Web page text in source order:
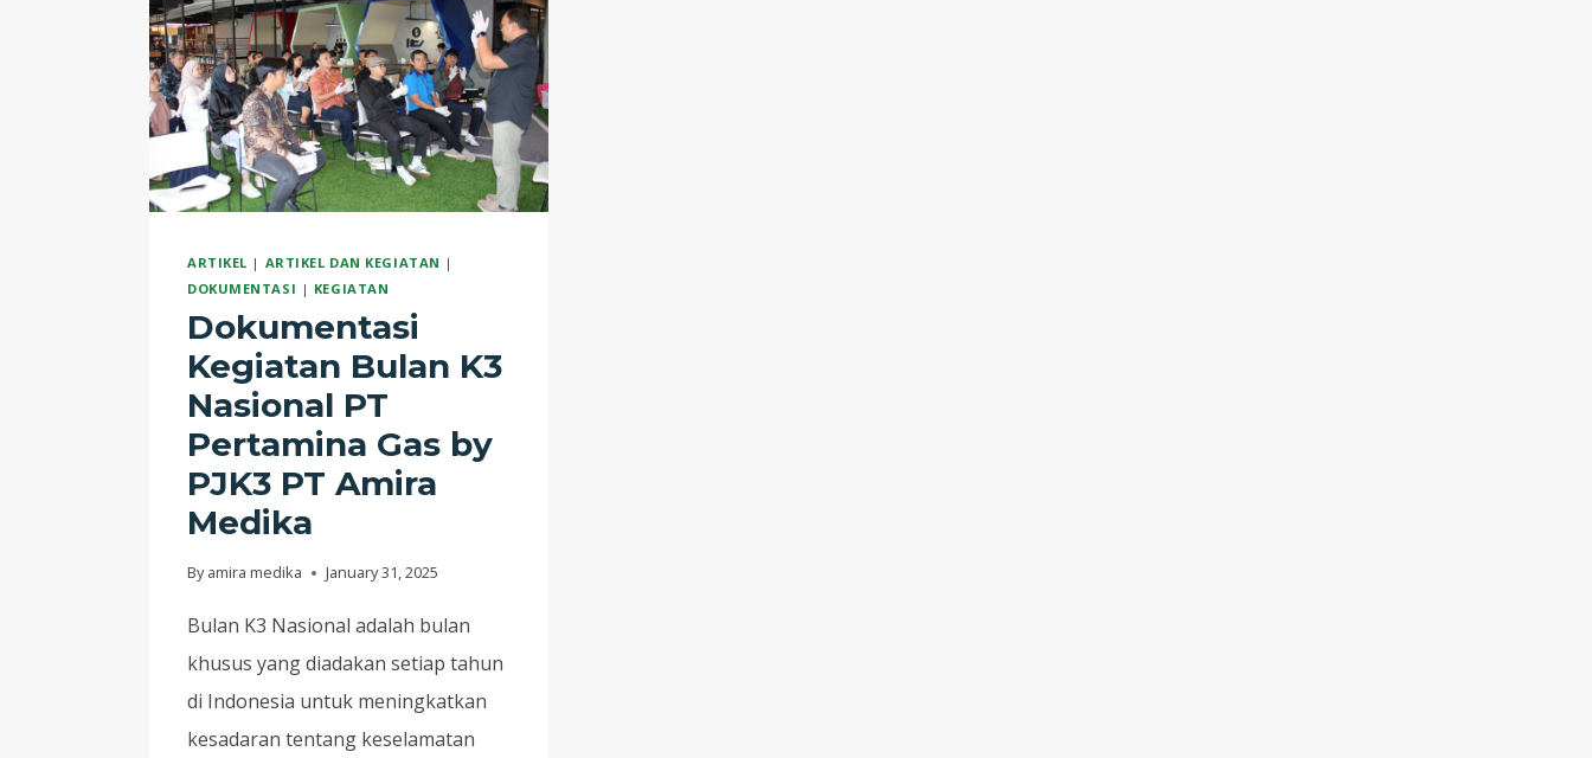
ARTIKEL | ARTIKEL DAN KEGIATAN |
DOKUMENTASI | KEGIATAN
Dokumentasi
Kegiatan Bulan K3
Nasional PT
Pertamina Gas by
PJK3 PT Amira
Medika
By amira medika January 31, 2025
Bulan K3 Nasional adalah bulan
khusus yang diadakan setiap tahun
di Indonesia untuk meningkatkan
kesadaran tentang keselamatan